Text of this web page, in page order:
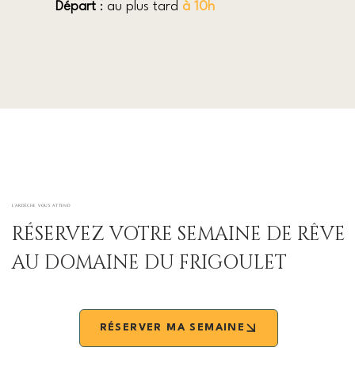
Départ: au plus tard à 10h
L’ARDÈCHE VOUS ATTEND
RÉSERVEZ VOTRE SEMAINE DE RÊVE
AU DOMAINE DU FRIGOULET
RÉSERVER MA SEMAINE